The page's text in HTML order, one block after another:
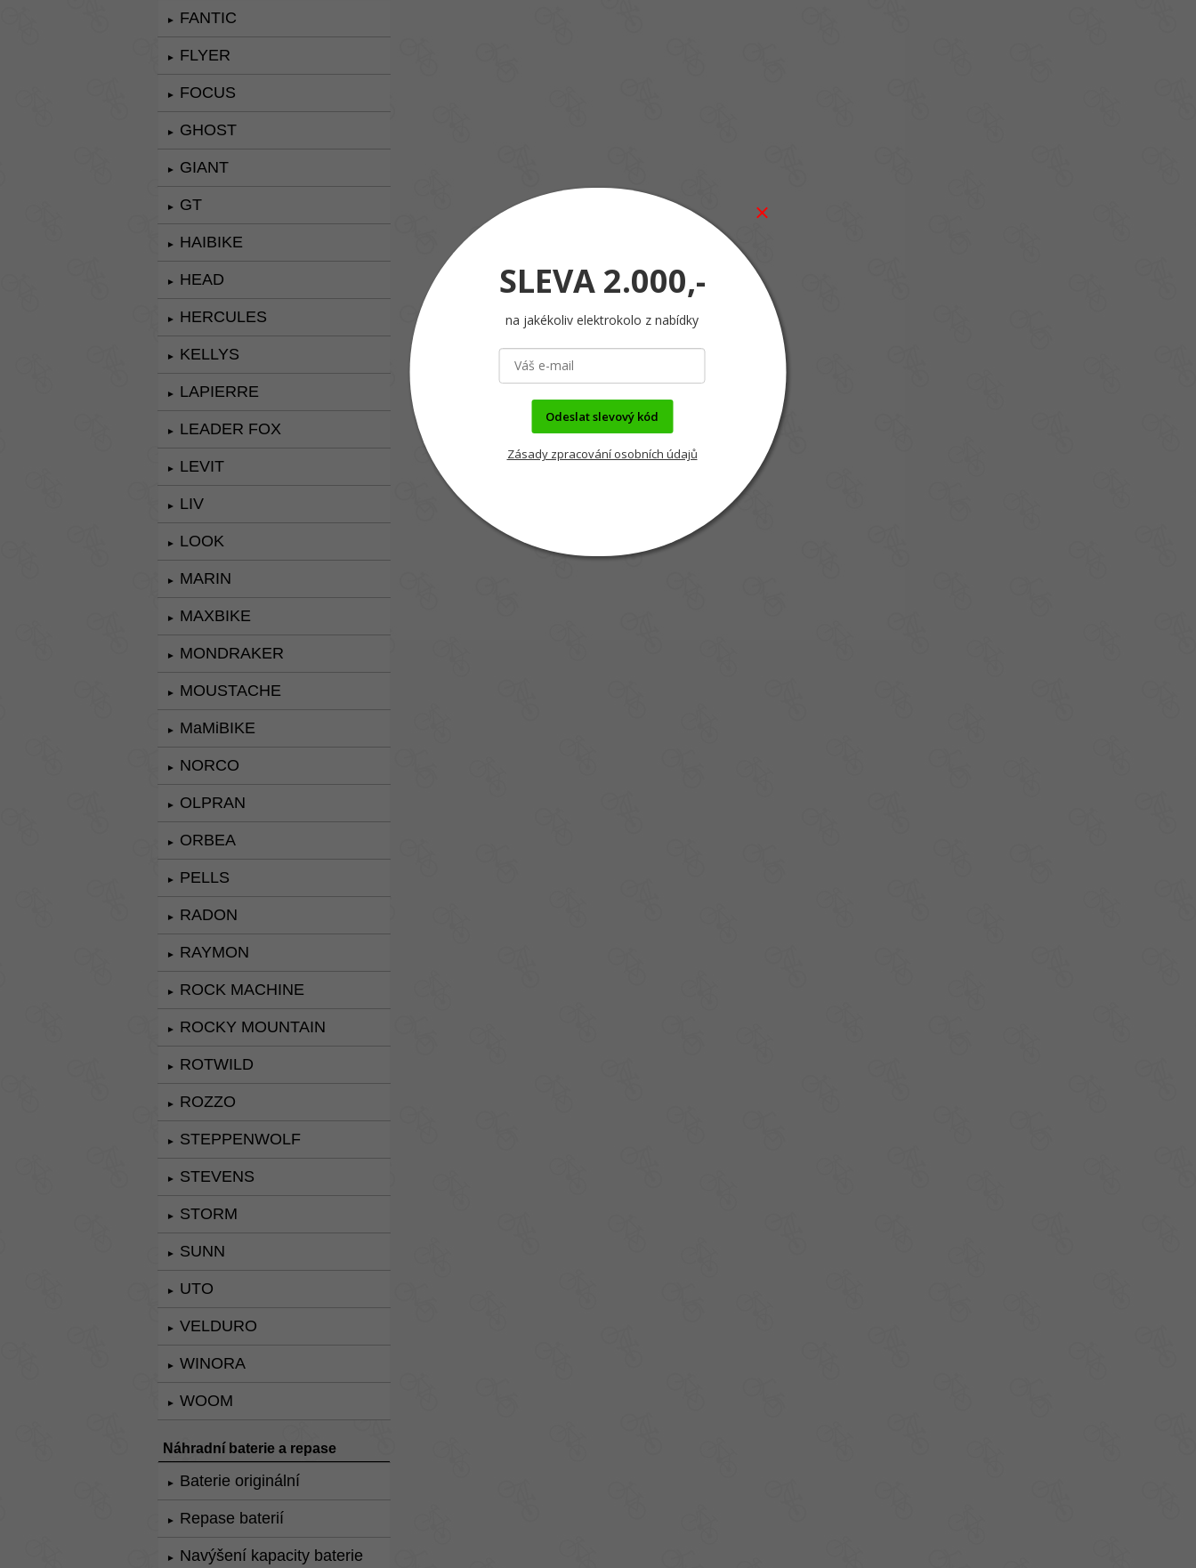
► FANTIC
► FLYER
► FOCUS
► GHOST
► GIANT
► GT
► HAIBIKE
► HEAD
► HERCULES
► KELLYS
► LAPIERRE
► LEADER FOX
► LEVIT
► LIV
► LOOK
► MARIN
► MAXBIKE
► MONDRAKER
► MOUSTACHE
► MaMiBIKE
► NORCO
► OLPRAN
► ORBEA
► PELLS
► RADON
► RAYMON
► ROCK MACHINE
► ROCKY MOUNTAIN
► ROTWILD
► ROZZO
► STEPPENWOLF
► STEVENS
► STORM
► SUNN
► UTO
► VELDURO
► WINORA
► WOOM
Náhradní baterie a repase
► Baterie originální
► Repase baterií
► Navýšení kapacity baterie
SLEVA 2.000,-
na jakékoliv elektrokolo z nabídky
Odeslat slevový kód
Zásady zpracování osobních údajů